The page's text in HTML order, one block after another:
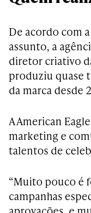
De acordo com
assunto, a
diretor criativo
produziu quase
da marca desde
A American
marketing e
talentos de
“Muito pouco é
campanhas